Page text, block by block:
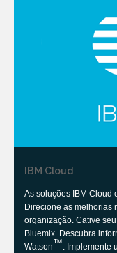
IBM Cloud
As soluções IBM Cloud
Direcione as melhorias
organização. Cative
Bluemix. Descubra
Watson™. Implemente